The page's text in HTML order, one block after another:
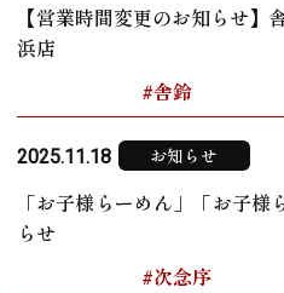
【営業時間変更のお知らせ
浜店
#舎鈴
2025.11.18 お知らせ
「お子様らーめん」「お子
らせ
#次念序